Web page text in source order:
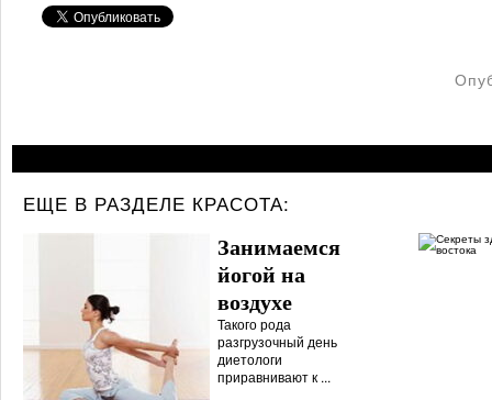
ЕЩЕ В РАЗДЕЛЕ КРАСОТА:
Занимаемся
йогой на
воздухе
Такого рода
разгрузочный день
диетологи
приравнивают к ...